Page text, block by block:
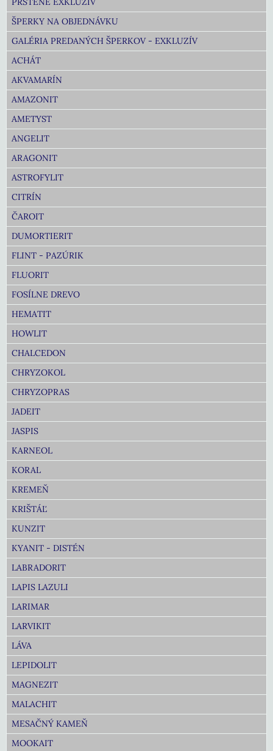
ŠPERKY NA OBJEDNÁVKU
GALÉRIA PREDANÝCH ŠPERKOV - EXKLUZÍV
ACHÁT
AKVAMARÍN
AMAZONIT
AMETYST
ANGELIT
ARAGONIT
ASTROFYLIT
CITRÍN
ČAROIT
DUMORTIERIT
FLINT - PAZÚRIK
FLUORIT
FOSÍLNE DREVO
HEMATIT
HOWLIT
CHALCEDON
CHRYZOKOL
CHRYZOPRAS
JADEIT
JASPIS
KARNEOL
KORAL
KREMEŇ
KRIŠTÁĽ
KUNZIT
KYANIT - DISTÉN
LABRADORIT
LAPIS LAZULI
LARIMAR
LARVIKIT
LÁVA
LEPIDOLIT
MAGNEZIT
MALACHIT
MESAČNÝ KAMEŇ
MOOKAIT